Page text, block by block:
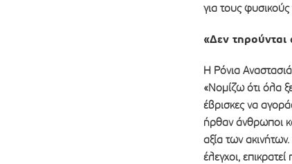
για τους
«Δεν τηρούνται
Η Ρόνια
«Νομίζω ότι όλα
έβρισκες να
ήρθαν άνθρωποι
αξία των
έλεγχοι,